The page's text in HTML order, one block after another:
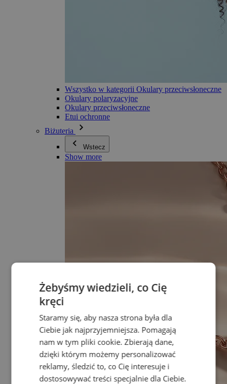
Wszystko w kategorii Okulary przeciwsłoneczne
Okulary polaryzacyjne
Okulary przeciwsłoneczne
Etui ochronne
Biżuteria
Wstecz
Show more
Żebyśmy wiedzieli, co Cię
kręci
Staramy się, aby nasza strona była dla
Ciebie jak najprzyjemniejsza. Pomagają
nam w tym pliki cookie. Zbierają dane,
dzięki którym możemy personalizować
reklamy, śledzić to, co Cię interesuje i
dostosowywać treści specjalnie dla Ciebie.